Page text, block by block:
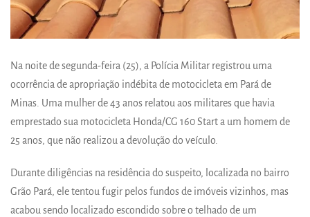
Na noite de segunda-feira (25), a Polícia Militar registrou uma
ocorrência de apropriação indébita de motocicleta em Pará de
Minas. Uma mulher de 43 anos relatou aos militares que havia
emprestado sua motocicleta Honda/CG 160 Start a um homem de
25 anos, que não realizou a devolução do veículo.
Durante diligências na residência do suspeito, localizada no bairro
Grão Pará, ele tentou fugir pelos fundos de imóveis vizinhos, mas
acabou sendo localizado escondido sobre o telhado de um